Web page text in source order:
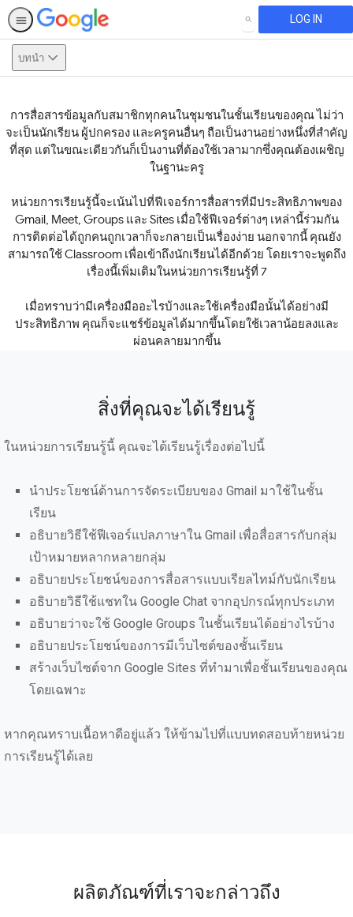
SEARCH LOG IN
บทนำ
This activity is also available in
English.View activity
การสื่อสารข้อมูลกับสมาชิกทุกคนในชุมชนในชั้นเรียนของคุณ ไม่ว่า
จะเป็นนักเรียน ผู้ปกครอง และครูคนอื่นๆ ถือเป็นงานอย่างหนึ่งที่สำคัญ
ที่สุด แต่ในขณะเดียวกันก็เป็นงานที่ต้องใช้เวลามากซึ่งคุณต้องเผชิญ
ในฐานะครู
หน่วยการเรียนรู้นี้จะเน้นไปที่ฟีเจอร์การสื่อสารที่มีประสิทธิภาพของ
Gmail, Meet, Groups และ Sites เมื่อใช้ฟีเจอร์ต่างๆ เหล่านี้ร่วมกัน
การติดต่อได้ถูกคนถูกเวลาก็จะกลายเป็นเรื่องง่าย นอกจากนี้ คุณยัง
สามารถใช้ Classroom เพื่อเข้าถึงนักเรียนได้อีกด้วย โดยเราจะพูดถึง
เรื่องนี้เพิ่มเติมในหน่วยการเรียนรู้ที่ 7
เมื่อทราบว่ามีเครื่องมืออะไรบ้างและใช้เครื่องมือนั้นได้อย่างมี
ประสิทธิภาพ คุณก็จะแชร์ข้อมูลได้มากขึ้นโดยใช้เวลาน้อยลงและ
ผ่อนคลายมากขึ้น
สิ่งที่คุณจะได้เรียนรู้
ในหน่วยการเรียนรู้นี้ คุณจะได้เรียนรู้เรื่องต่อไปนี้
นำประโยชน์ด้านการจัดระเบียบของ Gmail มาใช้ในชั้น
เรียน
อธิบายวิธีใช้ฟีเจอร์แปลภาษาใน Gmail เพื่อสื่อสารกับกลุ่ม
เป้าหมายหลากหลายกลุ่ม
อธิบายประโยชน์ของการสื่อสารแบบเรียลไทม์กับนักเรียน
อธิบายวิธีใช้แชทใน Google Chat จากอุปกรณ์ทุกประเภท
อธิบายว่าจะใช้ Google Groups ในชั้นเรียนได้อย่างไรบ้าง
อธิบายประโยชน์ของการมีเว็บไซต์ของชั้นเรียน
สร้างเว็บไซต์จาก Google Sites ที่ทำมาเพื่อชั้นเรียนของคุณ
โดยเฉพาะ
หากคุณทราบเนื้อหาดีอยู่แล้ว ให้ข้ามไปที่แบบทดสอบท้ายหน่วย
การเรียนรู้ได้เลย
ผลิตภัณฑ์ที่เราจะกล่าวถึง